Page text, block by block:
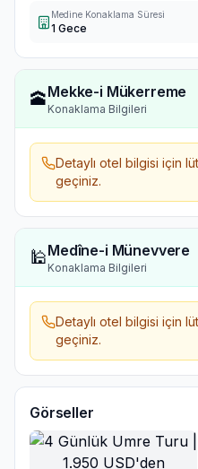
Medine Konaklama Süresi
1 Gece
🕋Mekke-i Mükerreme
Konaklama Bilgileri
Detaylı otel bilgisi için
geçiniz.
🕌Medîne-i Münevvere
Konaklama Bilgileri
Detaylı otel bilgisi için
geçiniz.
Görseller